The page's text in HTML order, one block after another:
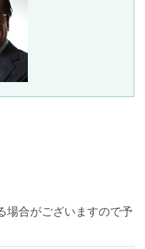
場合がございますので予